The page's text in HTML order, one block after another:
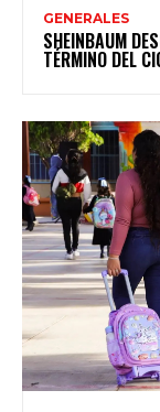
GENERALES
SHEINBAUM
TÉRMINO DEL